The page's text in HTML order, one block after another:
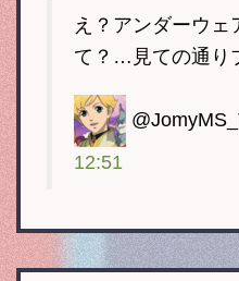
え？アンダーウェ
て？…見ての通り
12:51